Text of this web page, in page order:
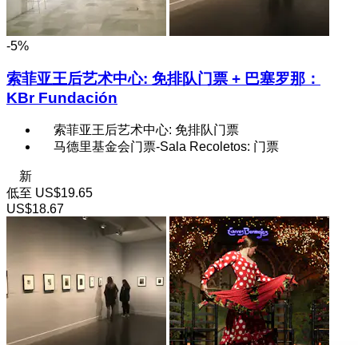
-5%
索菲亚王后艺术中心: 免排队门票 + 巴塞罗那：
KBr Fundación
索菲亚王后艺术中心: 免排队门票
马德里基金会门票-Sala Recoletos: 门票
新
低至 US$19.65
US$18.67